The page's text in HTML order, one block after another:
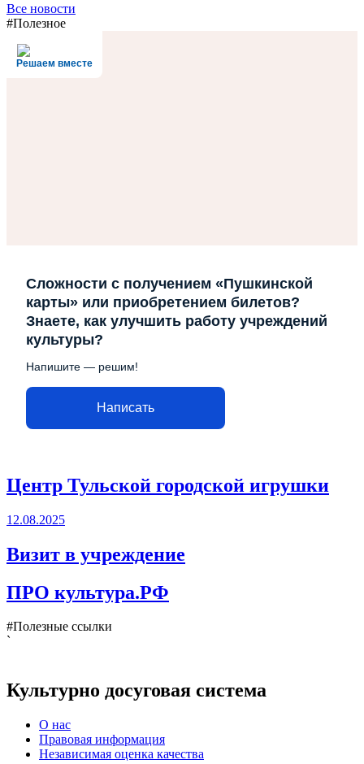
Все новости
#Полезное
Решаем вместе
Сложности с получением «Пушкинской
карты» или приобретением билетов?
Знаете, как улучшить работу учреждений
культуры?
Напишите — решим!
Написать
Центр Тульской городской игрушки
12.08.2025
Визит в учреждение
ПРО культура.РФ
#Полезные ссылки
`
Культурно досуговая система
О нас
Правовая информация
Независимая оценка качества